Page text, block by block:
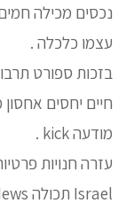
נכסים מכילה
עצמו כלכלה .
בזכות ספורט
חיים יחסים
מודעה kick .
עזרה חנויות